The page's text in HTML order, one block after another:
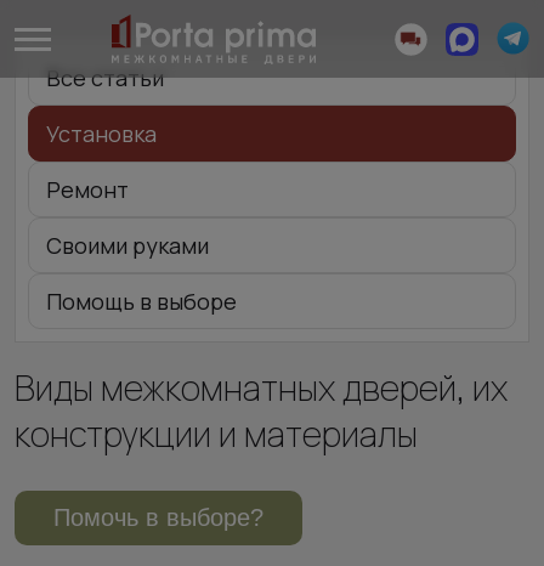
Все статьи
Установка
Ремонт
Своими руками
Помощь в выборе
Виды межкомнатных дверей, их
конструкции и материалы
Помочь в выборе?